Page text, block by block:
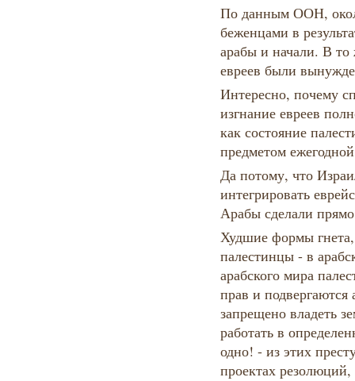
По данным ООН,
беженцами в
арабы и начали. В то
евреев были
Интересно, почему
изгнание евреев
как состояние
предметом
Да потому, что
интегрировать
Арабы сделали
Худшие формы гнета,
палестинцы - в
арабского мира
прав и
запрещено владеть
работать в
одно! - из этих
проектах